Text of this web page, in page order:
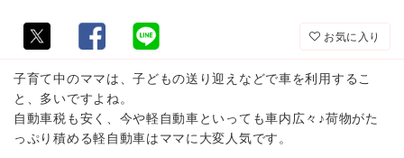
お気に入り
子育て中のママは、子どもの送り迎えなどで車を利用するこ
と、多いですよね。
自動車税も安く、今や軽自動車といっても車内広々♪荷物がた
っぷり積める軽自動車はママに大変人気です。